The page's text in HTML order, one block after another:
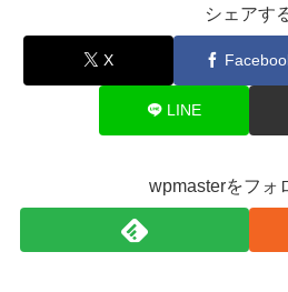
シェアす
X
LINE
wpmasterをフォ